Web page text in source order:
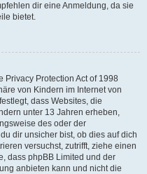
dir eine Anmeldung, da sie
bietet.
Privacy Protection Act of 1998
von Kindern im Internet von
dass Websites, die
unter 13 Jahren erheben,
des oder der
dir unsicher bist, ob dies auf dich
versuchst, zutrifft, ziehe einen
dass phpBB Limited und der
anbieten kann und nicht die